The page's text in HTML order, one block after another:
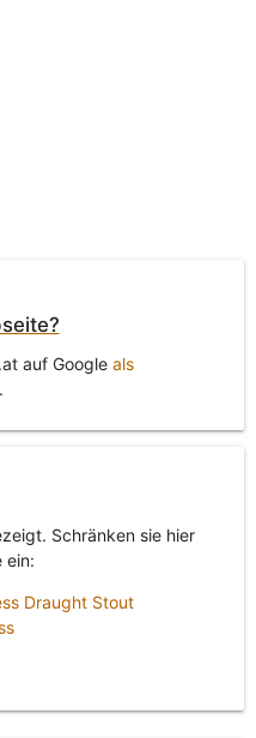
auf Google als
Schränken sie hier
ein:
Draught Stout